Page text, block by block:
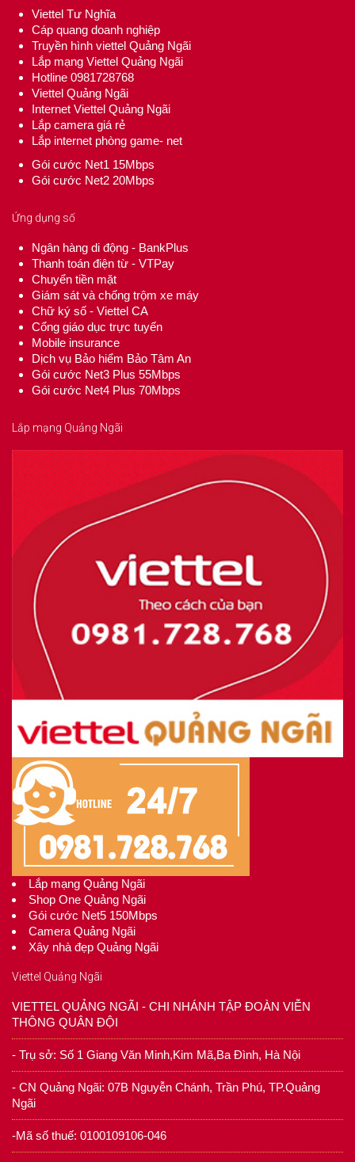
Viettel Tư Nghĩa
Cáp quang doanh nghiệp
Truyền hình viettel Quảng Ngãi
Lắp mạng Viettel Quảng Ngãi
Hotline 0981728768
Viettel Quảng Ngãi
Internet Viettel Quảng Ngãi
Lắp camera giá rẻ
Lắp internet phòng game- net
Gói cước Net1 15Mbps
Gói cước Net2 20Mbps
Ứng dụng số
Ngân hàng di động - BankPlus
Thanh toán điện từ - VTPay
Chuyển tiền mặt
Giám sát và chống trộm xe máy
Chữ ký số - Viettel CA
Cổng giáo dục trực tuyến
Mobile insurance
Dịch vụ Bảo hiểm Bảo Tâm An
Gói cước Net3 Plus 55Mbps
Gói cước Net4 Plus 70Mbps
Lắp mạng Quảng Ngãi
Lắp mạng Quảng Ngãi
Shop One Quảng Ngãi
Gói cước Net5 150Mbps
Camera Quảng Ngãi
Xây nhà đẹp Quảng Ngãi
Viettel Quảng Ngãi
VIETTEL QUẢNG NGÃI - CHI NHÁNH TẬP ĐOÀN VIỄN
THÔNG QUÂN ĐỘI
- Trụ sở: Số 1 Giang Văn Minh,Kim Mã,Ba Đình, Hà Nội
- CN Quảng Ngãi: 07B Nguyễn Chánh, Trần Phú, TP.Quảng
Ngãi
-Mã số thuế: 0100109106-046